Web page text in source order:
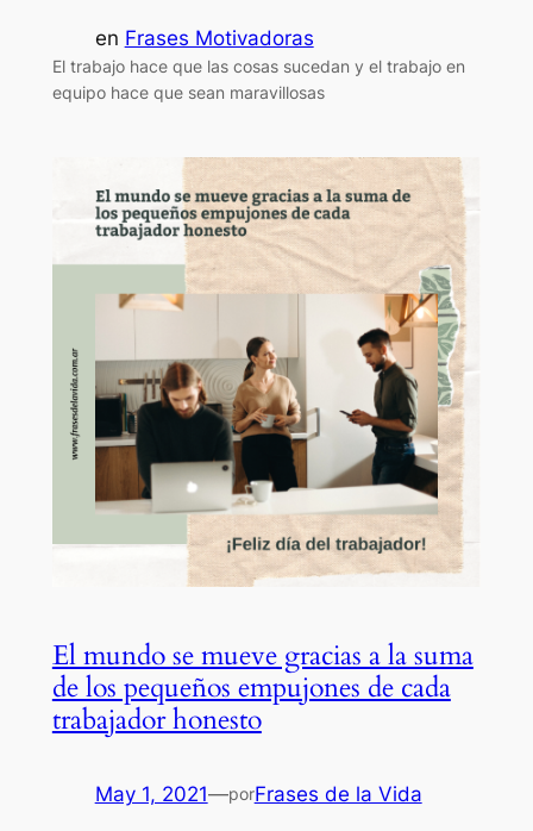
en Frases Motivadoras
El trabajo hace que las cosas sucedan y el trabajo en
equipo hace que sean maravillosas
El mundo se mueve gracias a la suma
de los pequeños empujones de cada
trabajador honesto
May 1, 2021—porFrases de la Vida